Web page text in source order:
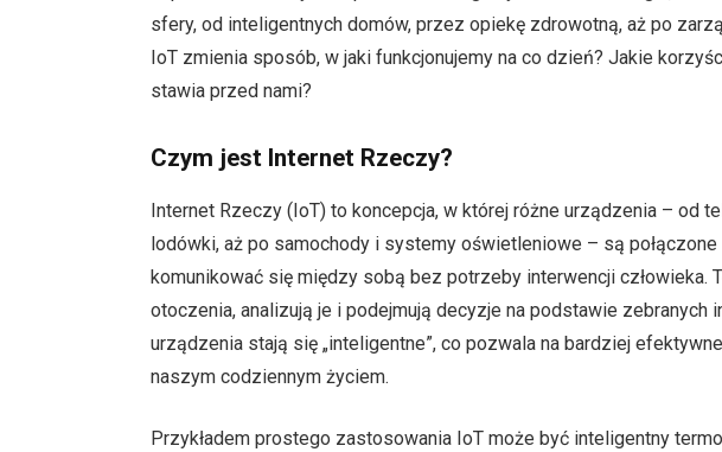
sfery, od inteligentnych domów, przez opiekę zdrowotną, aż po
IoT zmienia sposób, w jaki funkcjonujemy na co dzień? Jakie
stawia przed nami?
Czym jest Internet Rzeczy?
Internet Rzeczy (IoT) to koncepcja, w której różne urządzenia – od
lodówki, aż po samochody i systemy oświetleniowe – są
komunikować się między sobą bez potrzeby interwencji człowieka.
otoczenia, analizują je i podejmują decyzje na podstawie zebranych
urządzenia stają się „inteligentne”, co pozwala na bardziej
naszym codziennym życiem.
Przykładem prostego zastosowania IoT może być inteligentny